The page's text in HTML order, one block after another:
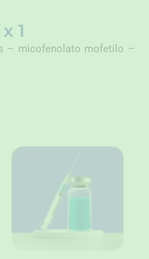
1
– micofenolato mofetilo –